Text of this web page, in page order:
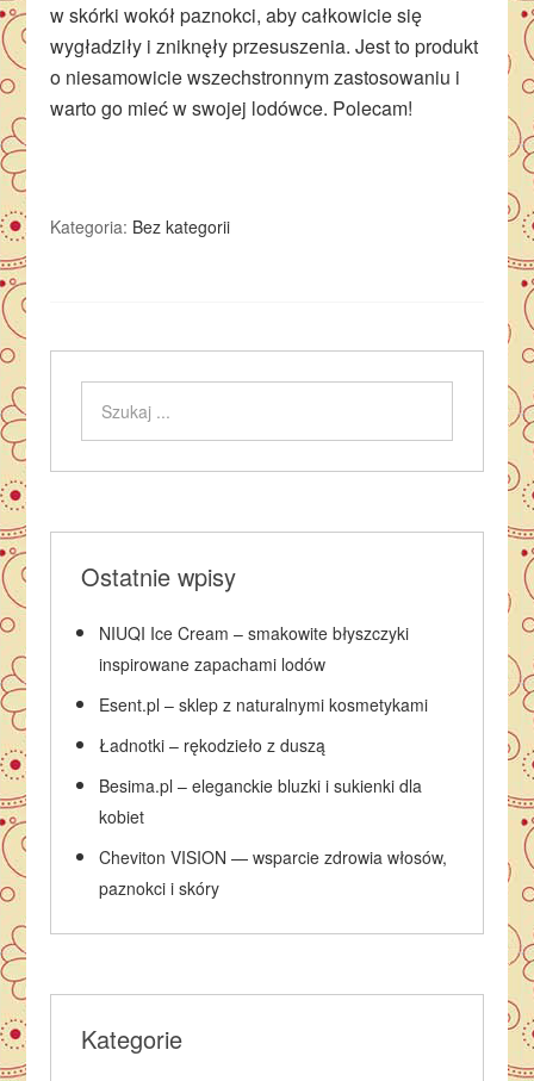
w skórki wokół paznokci, aby całkowicie się
wygładziły i zniknęły przesuszenia. Jest to produkt
o niesamowicie wszechstronnym zastosowaniu i
warto go mieć w swojej lodówce. Polecam!
Kategoria: Bez kategorii
Ostatnie wpisy
NIUQI Ice Cream – smakowite błyszczyki
inspirowane zapachami lodów
Esent.pl – sklep z naturalnymi kosmetykami
Ładnotki – rękodzieło z duszą
Besima.pl – eleganckie bluzki i sukienki dla
kobiet
Cheviton VISION — wsparcie zdrowia włosów,
paznokci i skóry
Kategorie